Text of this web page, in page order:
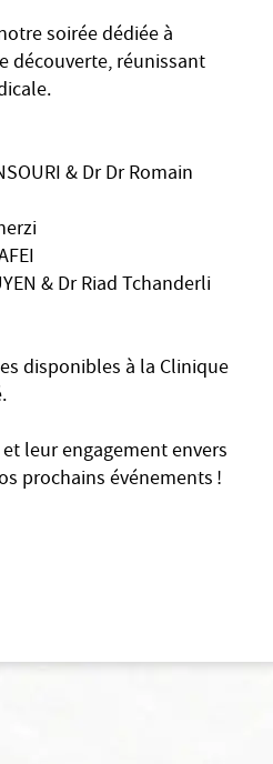
soirée dédiée à
découverte, réunissant
& DrDr Romain
& Dr Riad Tchanderli
disponibles à la Clinique
leur engagement envers
prochains événements !